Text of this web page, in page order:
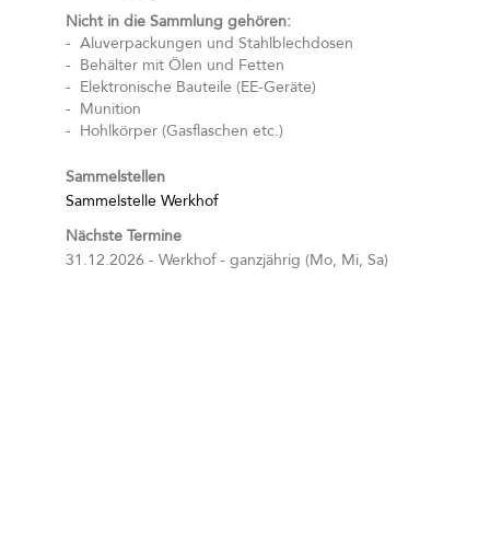
Nicht in die Sammlung gehören:
- Aluverpackungen und Stahlblechdosen
- Behälter mit Ölen und Fetten
- Elektronische Bauteile (EE-Geräte)
- Munition
- Hohlkörper (Gasflaschen etc.)
Sammelstellen
Sammelstelle Werkhof
Nächste Termine
31.12.2026 - Werkhof - ganzjährig (Mo, Mi, Sa)